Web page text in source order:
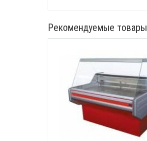
Рекомендуемые товары